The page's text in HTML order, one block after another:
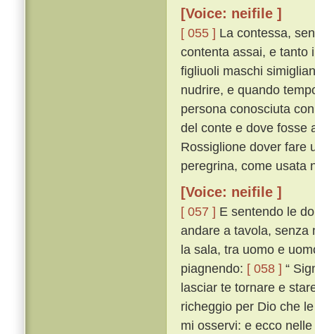
[Voice: neifile ]
[ 055 ] La contessa,
contenta assai, e tanto
figliuoli maschi
nudrire, e quando
persona conosciuta
del conte e dove fosse
Rossiglione dover fare
peregrina, come usata
[Voice: neifile ]
[ 057 ] E sentendo le
andare a tavola, senza
la sala, tra uomo e
piagnendo: [ 058 ] “
lasciar te tornare e
richeggio per Dio che
mi osservi: e ecco